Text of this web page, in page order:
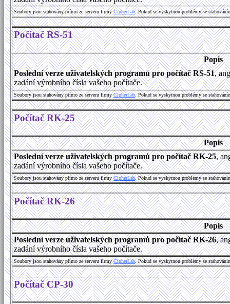
Soubory jsou stahovány přímo ze serveru firmyCipherLab. Pokud se vyskytnou problémy se
Počítač RS-51
Popis
Poslední verze uživatelských programů pro počítač RS-51,
zadání výrobního čísla vašeho počítače.
Soubory jsou stahovány přímo ze serveru firmyCipherLab. Pokud se vyskytnou problémy se
Počítač RK-25
Popis
Poslední verze uživatelských programů pro počítač RK-25,
zadání výrobního čísla vašeho počítače.
Soubory jsou stahovány přímo ze serveru firmyCipherLab. Pokud se vyskytnou problémy se
Počítač RK-26
Popis
Poslední verze uživatelských programů pro počítač RK-26,
zadání výrobního čísla vašeho počítače.
Soubory jsou stahovány přímo ze serveru firmyCipherLab. Pokud se vyskytnou problémy se
Počítač CP-30